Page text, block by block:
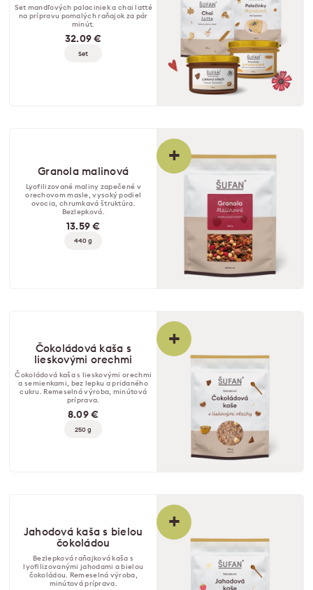
Set mandľových palaciniek a chai latté
na prípravu pomalých raňajok za pár
minút.
32.09 €
Set
+
Granola malinová
Lyofilizované maliny zapečené v
orechovom masle, vysoký podiel
ovocia, chrumkavá štruktúra.
Bezlepková.
13.59 €
440 g
+
Čokoládová kaša s
lieskovými orechmi
Čokoládová kaša s lieskovými orechmi
a semienkami, bez lepku a pridaného
cukru. Remeselná výroba, minútová
príprava.
8.09 €
250 g
+
Jahodová kaša s bielou
čokoládou
Bezlepková raňajková kaša s
lyofilizovanými jahodami a bielou
čokoládou. Remeselná výroba,
minútová príprava.